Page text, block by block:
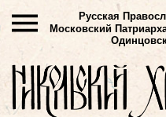
Русская
Московский